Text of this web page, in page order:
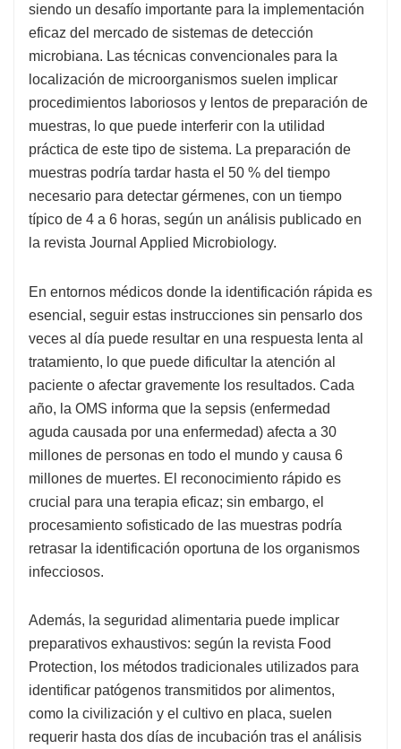
siendo un desafío importante para la implementación
eficaz del mercado de sistemas de detección
microbiana. Las técnicas convencionales para la
localización de microorganismos suelen implicar
procedimientos laboriosos y lentos de preparación de
muestras, lo que puede interferir con la utilidad
práctica de este tipo de sistema. La preparación de
muestras podría tardar hasta el 50 % del tiempo
necesario para detectar gérmenes, con un tiempo
típico de 4 a 6 horas, según un análisis publicado en
la revista Journal Applied Microbiology.
En entornos médicos donde la identificación rápida es
esencial, seguir estas instrucciones sin pensarlo dos
veces al día puede resultar en una respuesta lenta al
tratamiento, lo que puede dificultar la atención al
paciente o afectar gravemente los resultados. Cada
año, la OMS informa que la sepsis (enfermedad
aguda causada por una enfermedad) afecta a 30
millones de personas en todo el mundo y causa 6
millones de muertes. El reconocimiento rápido es
crucial para una terapia eficaz; sin embargo, el
procesamiento sofisticado de las muestras podría
retrasar la identificación oportuna de los organismos
infecciosos.
Además, la seguridad alimentaria puede implicar
preparativos exhaustivos: según la revista Food
Protection, los métodos tradicionales utilizados para
identificar patógenos transmitidos por alimentos,
como la civilización y el cultivo en placa, suelen
requerir hasta dos días de incubación tras el análisis